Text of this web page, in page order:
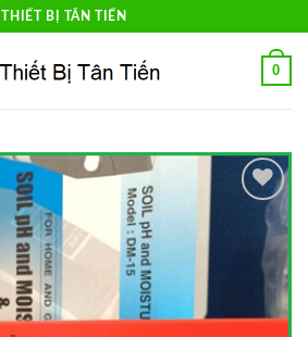
THIẾT BỊ TÂN TIẾN
0
Add to
Wishlist